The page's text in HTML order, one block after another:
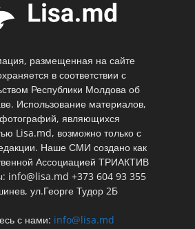
размещенная на сайте
в соответствии с
Республики Молдова об
Использование материалов,
являющихся
Lisa.md, возможно только с
Наше СМИ создано как
Ассоциацией ТРИАКТИВ
info@lisa.md +373 604 93 355
ул.Георге Тудор 2Б
с нами: info@lisa.md